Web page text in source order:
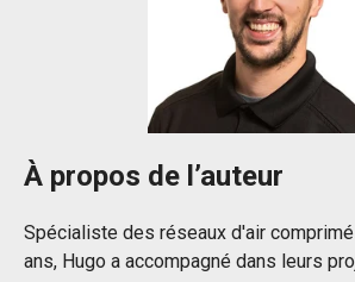
À propos de l’auteur
Spécialiste des réseaux d'air
ans, Hugo a accompagné dans leurs